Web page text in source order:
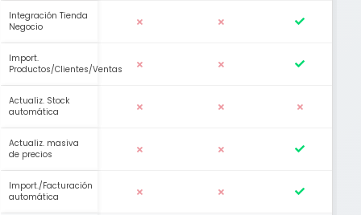
Integración Tienda
Negocio
Import.
Productos/Clientes/Ventas
Actualiz. Stock
automática
Actualiz. masiva
de precios
Import./Facturación
automática